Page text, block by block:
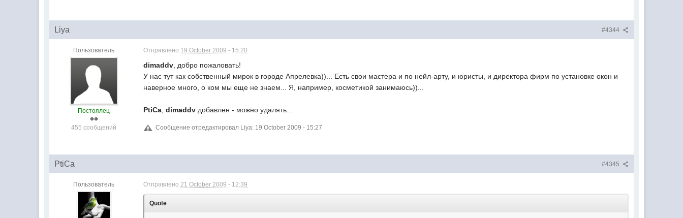
#4344
Liya
Пользователь
Постоялец
455 сообщений
Отправлено 19 October 2009 - 15:20
dimaddv , добро пожаловать!
У нас тут как собственный мирок в городе Апрелевка))... Есть свои мастера и по нейл-арту, и юристы, и директора фирм по установке окон и
наверное много, о ком мы еще не знаем... Я, например, косметикой занимаюсь))...
PtiCa ,dimaddv добавлен - можно удалять...
Сообщение отредактировал Liya: 19 October 2009 - 15:27
#4345
PtiCa
Пользователь Отправлено21 October 2009 - 12:39
Quote